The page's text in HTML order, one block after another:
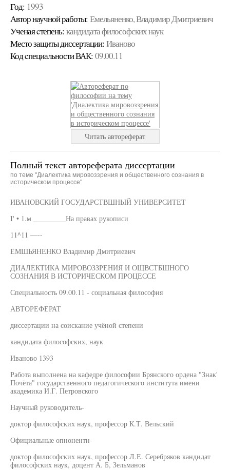
Год: 1993
Автор научной работы: Емельяненко, Владимир Дмитриевич
Ученая cтепень: кандидата философских наук
Место защиты диссертации: Иваново
Код cпециальности ВАК: 09.00.11
Читать автореферат
Полный текст автореферата диссертации
по теме "Диалектика мировоззрения и общественного сознания в
историческом процессе"
ИВАНОВСКИЙ ГОСУДАРСТВШНЫЙ УНИВЕРСИТЕТ
I' • 1.м _________На правах рукописи
11^11 —--
ЕМШЬЯНЕНКО Владимир Дмитриевич
ДИАЛЕКТИКА МИРОВОЗЗРЕНИЯ И ОЩВСТБШНОГО
СОЗНАНИЯ В ИСТОРИЧЕСКОМ ПРОЦЕССЕ
Специальность 09.00.11 - социальная философия
АВТОРЕФЕРАТ
диссертации на соискание учёной степени
кандидата философских, наук
Иваново 1393
Работа выполнена на кафедре философии Брянского ордена "Знак'
Почёта" государственного педагогического института имени
академика И.Г. Петровского
Научный руководитель-
доктор философских наук, профессор К.Т. Вельский
Официальные опнонентн-
доктор философских наук, профессор Л.Е. Серебряков кандидат
философских наук, доцент А. Б, Зельманов